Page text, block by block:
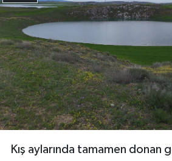
Kış aylarında tamamen donan